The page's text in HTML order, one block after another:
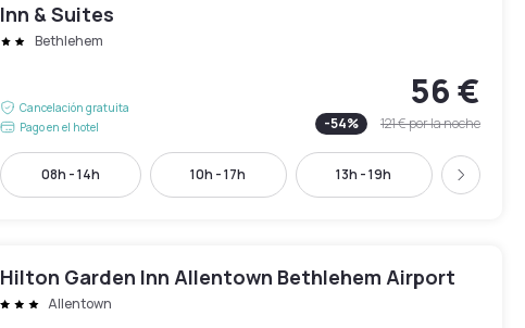
Inn & Suites
Bethlehem
Cancelación gratuita
Pago en el hotel
56 €
-54% 121 €por la noche
08h - 14h 10h - 17h 13h - 19h Siguiente
Hilton Garden Inn Allentown Bethlehem Airport
Allentown